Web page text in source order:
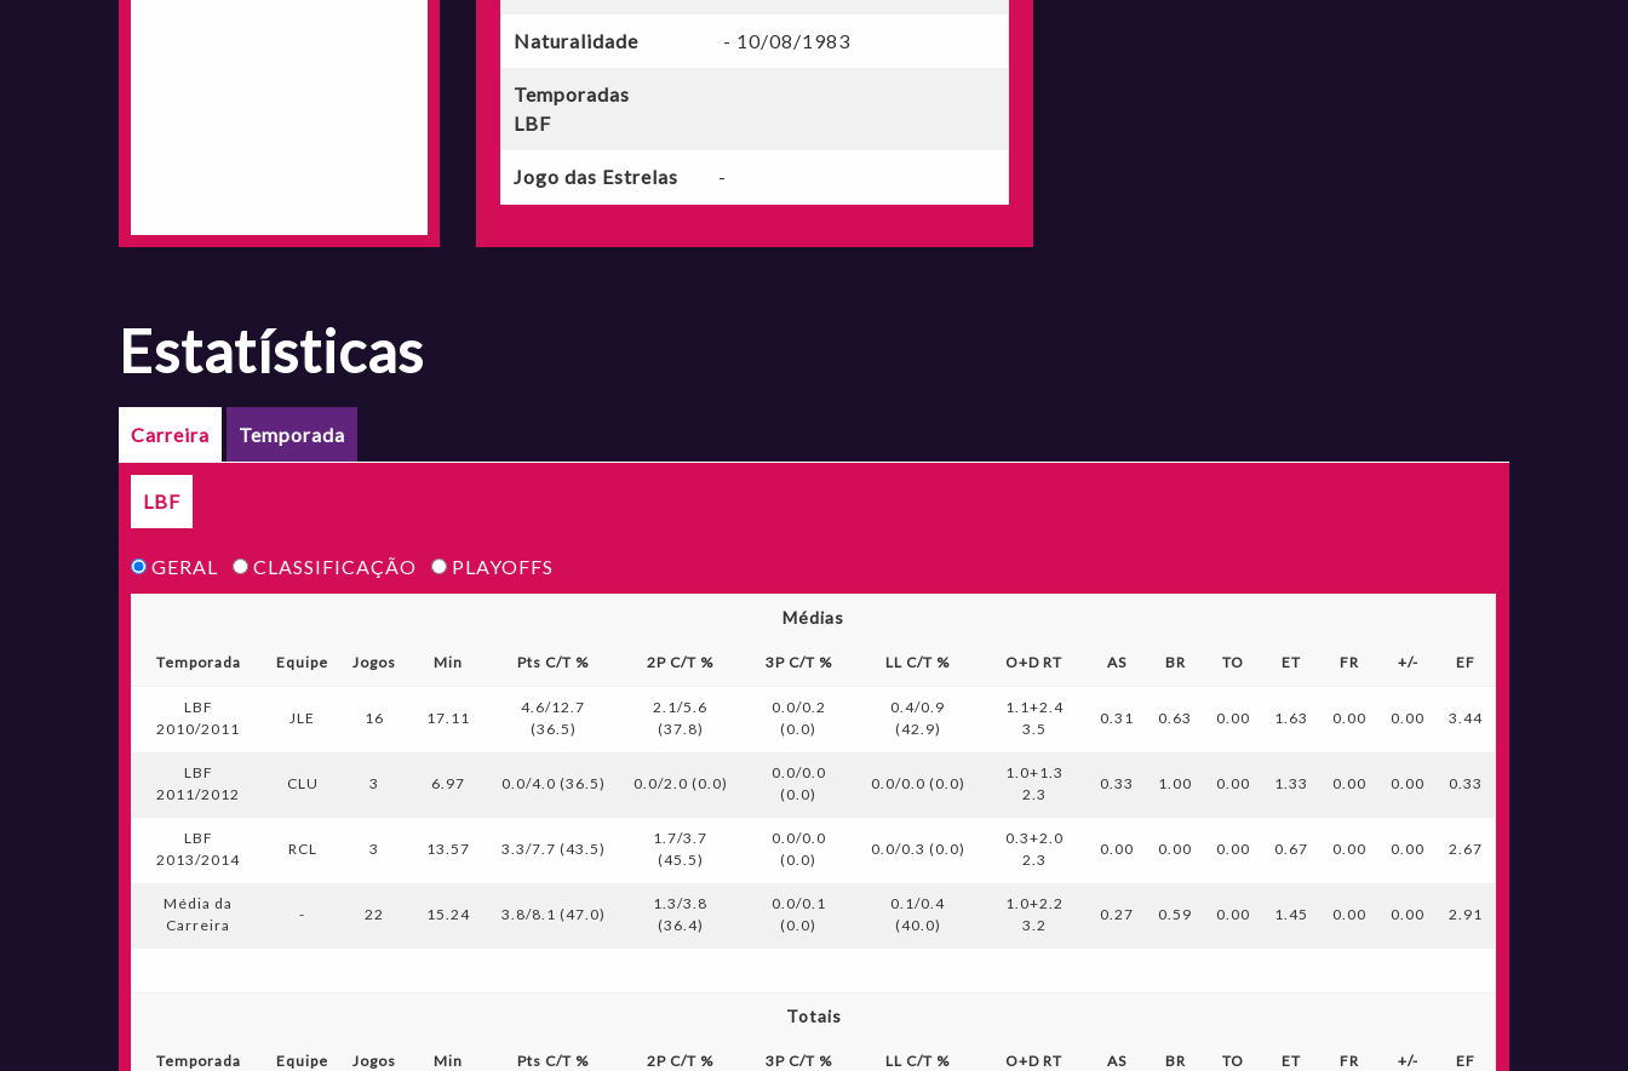
Naturalidade - 10/08/1983
Temporadas
LBF
Jogo das Estrelas -
estatísticas
Carreira Temporada
LBF
GERAL CLASSIFICAÇÃO PLAYOFFS
Médias
Temporada Equipe Jogos Min Pts C/T % 2P C/T % 3P C/T % LL C/T % O+D RT AS BR TO ET FR +/- EF
LBF
2010/2011
JLE 16 17.11
4.6/12.7
(36.5)
2.1/5.6
(37.8)
0.0/0.2
(0.0)
0.4/0.9
(42.9)
1.1+2.4
3.5
0.31 0.63 0.00 1.63 0.00 0.00 3.44
LBF
2011/2012
CLU 3 6.97 0.0/4.0 (36.5) 0.0/2.0 (0.0)
0.0/0.0
(0.0)
0.0/0.0 (0.0)
1.0+1.3
2.3
0.33 1.00 0.00 1.33 0.00 0.00 0.33
LBF
2013/2014
RCL 3 13.57 3.3/7.7 (43.5)
1.7/3.7
(45.5)
0.0/0.0
(0.0)
0.0/0.3 (0.0)
0.3+2.0
2.3
0.00 0.00 0.00 0.67 0.00 0.00 2.67
Média da
Carreira
- 22 15.24 3.8/8.1 (47.0)
1.3/3.8
(36.4)
0.0/0.1
(0.0)
0.1/0.4
(40.0)
1.0+2.2
3.2
0.27 0.59 0.00 1.45 0.00 0.00 2.91
Totais
Temporada Equipe Jogos Min Pts C/T % 2P C/T % 3P C/T % LL C/T % O+D RT AS BR TO ET FR +/- EF